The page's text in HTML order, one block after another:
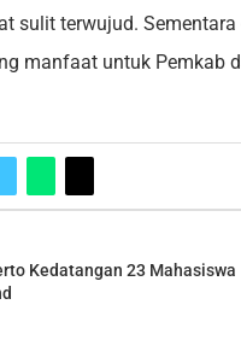
sulit terwujud.
manfaat untuk Pemkab
Kedatangan 23 Mahasiswa